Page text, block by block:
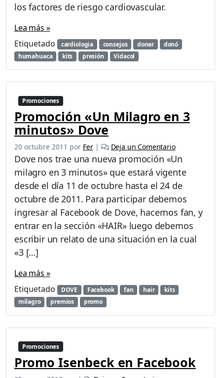
los factores de riesgo cardiovascular.
Lea más »
Etiquetado
cardiologia consejos donar
donó
humahuaca
kits presión Vidacol
Promociones
Promoción «Un Milagro en 3
minutos» Dove
20 octubre 2011 por Fer | Deja un Comentario
Dove nos trae una nueva promoción «Un
milagro en 3 minutos» que estará vigente
desde el día 11 de octubre hasta el 24 de
octubre de 2011. Para participar debemos
ingresar al Facebook de Dove, hacernos fan, y
entrar en la sección «HAIR» luego debemos
escribir un relato de una situación en la cual
«3 […]
Lea más »
Etiquetado
DOVE Facebook fan hair
kits
milagro
premios promo
Promociones
Promo Isenbeck en Facebook